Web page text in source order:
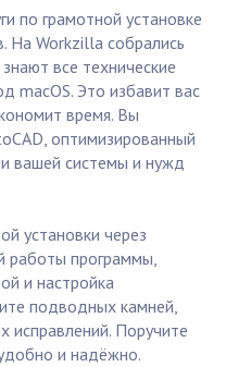
по грамотной установке
На Workzilla собрались
все технические
macOS. Это избавит вас
время. Вы
оптимизированный
вашей системы и нужд
установки через
работы программы,
и настройка
подводных камней,
исправлений. Поручите
и надёжно.